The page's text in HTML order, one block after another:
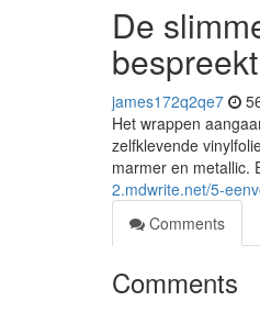
De
bespreekt
james172q2qe7
Het wrappen
zelfklevende
marmer en metallic.
2.mdwrite.net/5-
Comments
Comments